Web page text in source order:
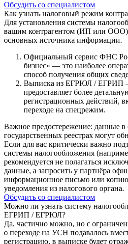
Обсудить со специалистом
Как узнать налоговый режим
Для установления системы
вашим контрагентом (ИП или
основных источника информации.
Официальный сервис ФНС
бизнес» — это наиболее
способ получения общих
Выписка из ЕГРЮЛ / ЕГРИП
предоставляет более
регистрационных действий,
переходе на спецрежим.
Важное предостережение: данные
государственных реестрах могут
Если для вас критически важно
системы налогообложения
рекомендуется не полагаться
данные, а запросить у партнёра
информационное письмо или копию
уведомления из налогового органа.
Обсудить со специалистом
Можно ли узнать систему
ЕГРИП / ЕГРЮЛ?
Да, частично можно, но с
о переходе на УСН подавалось
регистрацию, в выписке будет